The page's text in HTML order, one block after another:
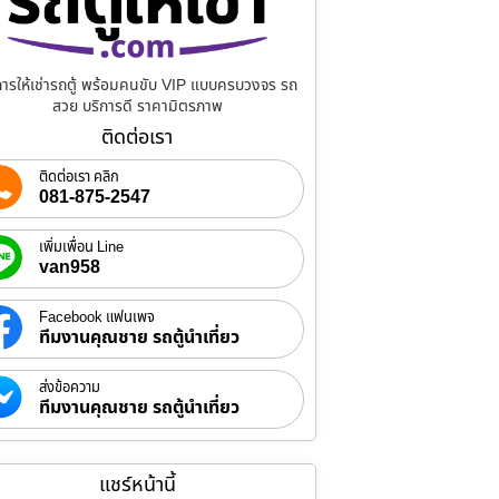
รให้เช่ารถตู้ พร้อมคนขับ VIP แบบครบวงจร รถ
สวย บริการดี ราคามิตรภาพ
ติดต่อเรา
ติดต่อเรา คลิก
081-875-2547
เพิ่มเพื่อน Line
van958
Facebook แฟนเพจ
ทีมงานคุณชาย รถตู้นำเที่ยว
ส่งข้อความ
ทีมงานคุณชาย รถตู้นำเที่ยว
แชร์หน้านี้